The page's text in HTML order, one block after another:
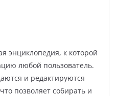
энциклопедия, к которой
любой пользователь.
и редактируются
позволяет собирать и